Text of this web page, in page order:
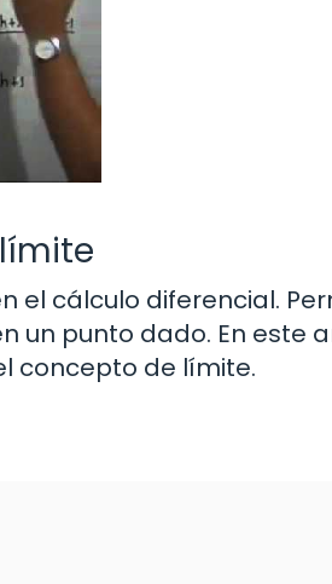
el cálculo diferencial.
un punto dado. En este
concepto de límite.